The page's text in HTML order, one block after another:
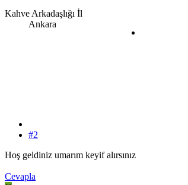
Kahve Arkadaşlığı İl
Ankara
#2
Hoş geldiniz umarım keyif alırsınız
Cevapla